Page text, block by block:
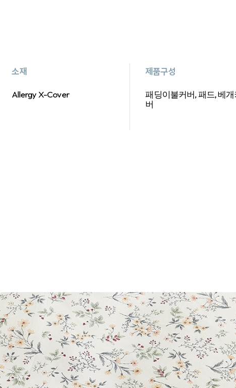
소재
Allergy X-Cover
제품구성
패딩이불커버, 패드, 베개
버